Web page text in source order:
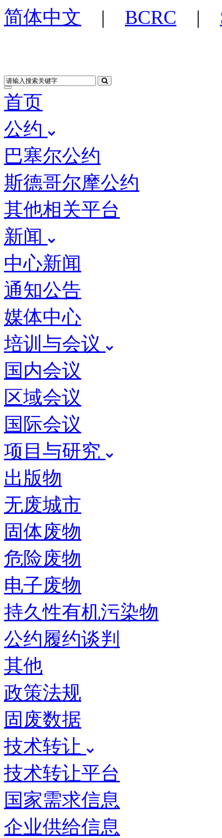
简体中文 | BCRC |
首页
公约
巴塞尔公约
斯德哥尔摩公约
其他相关平台
新闻
中心新闻
通知公告
媒体中心
培训与会议
国内会议
区域会议
国际会议
项目与研究
出版物
无废城市
固体废物
危险废物
电子废物
持久性有机污染物
公约履约谈判
其他
政策法规
固废数据
技术转让
技术转让平台
国家需求信息
企业供给信息